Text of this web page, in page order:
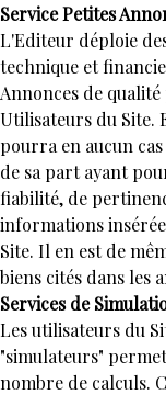
Service Petites
L'Editeur déploie
technique et
Annonces de
Utilisateurs du Site.
pourra en aucun
de sa part ayant
fiabilité, de
informations
Site. Il en est de
biens cités dans les
Services de
Les utilisateurs du
"simulateurs"
nombre de calculs.